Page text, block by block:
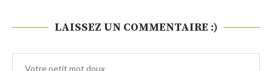
LAISSEZ UN COMMENTAIRE :)